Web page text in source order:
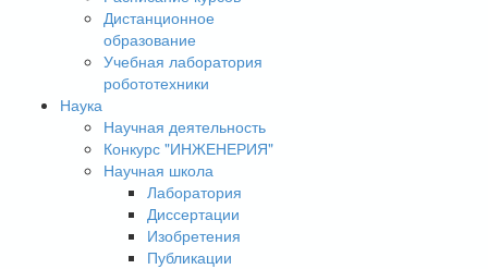
Дистанционное
образование
Учебная лаборатория
робототехники
Наука
Научная деятельность
Конкурс "ИНЖЕНЕРИЯ"
Научная школа
Лаборатория
Диссертации
Изобретения
Публикации